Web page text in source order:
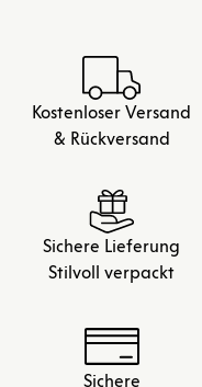
Kostenloser Versand
& Rückversand
Sichere Lieferung
Stilvoll verpackt
Sichere